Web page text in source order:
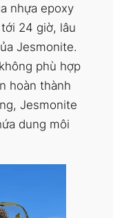
nhựa epoxy
24 giờ, lâu
Jesmonite.
phù hợp
hoàn thành
Jesmonite
dung môi